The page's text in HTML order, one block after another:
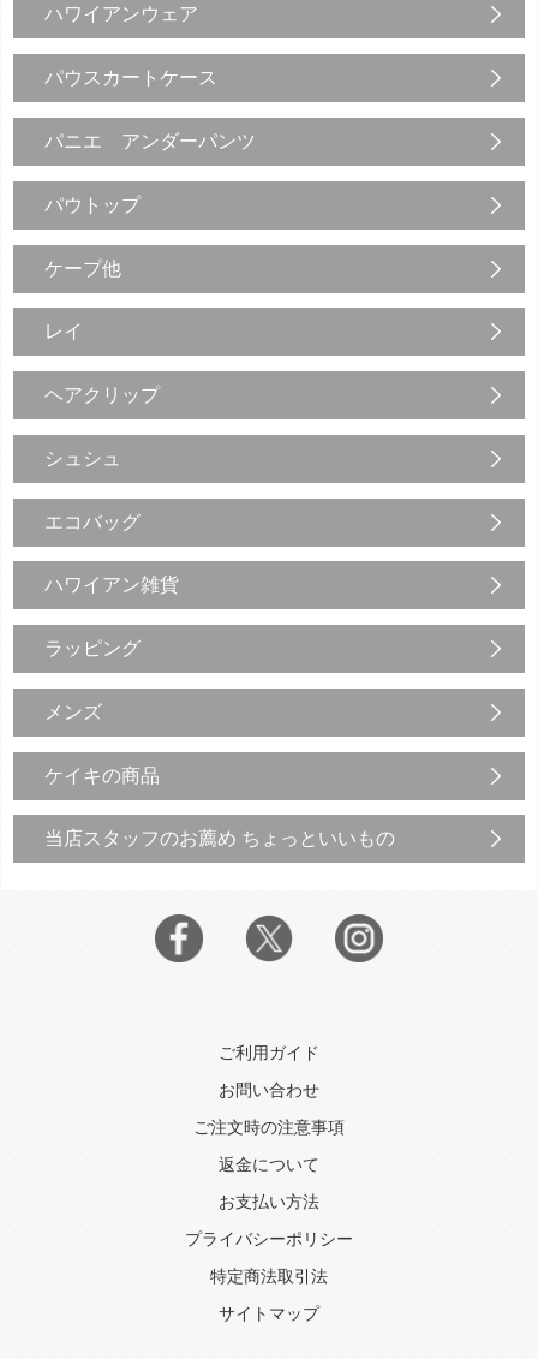
ハワイアンウェア
パウスカートケース
パニエ アンダーパンツ
パウトップ
ケープ他
レイ
ヘアクリップ
シュシュ
エコバッグ
ハワイアン雑貨
ラッピング
メンズ
ケイキの商品
当店スタッフのお薦め ちょっといいもの
ご利用ガイド
お問い合わせ
ご注文時の注意事項
返金について
お支払い方法
プライバシーポリシー
特定商法取引法
サイトマップ